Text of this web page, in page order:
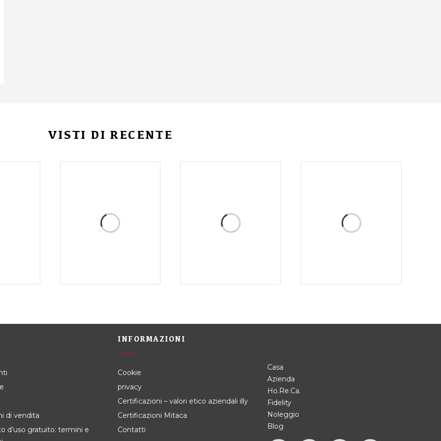
VISTI DI RECENTE
di vendita
d’uso gratuito: termini e
INFORMAZIONI
Cookie
privacy
Certificazioni – valori etico aziendali illy
Certificazioni Mitaca
Contatti
Casa
Azienda
Ho.Re.Ca.
Fidelity
Noleggio
Blog